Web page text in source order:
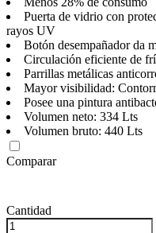
Puerta de vidrio con
rayos UV
Botón desempañador da
Circulación eficiente de
Parrillas metálicas
Mayor visibilidad:
Posee una pintura
Volumen neto: 334 Lts
Volumen bruto: 440 Lts
Comparar
Cantidad